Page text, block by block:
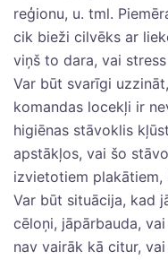
reģionu, u. tml.
cik bieži cilvēks ar
viņš to dara, vai
Var būt svarīgi
komandas locekļi ir
higiēnas stāvoklis
apstākļos, vai šo
izvietotiem plakātiem,
Var būt situācija, kad
cēloņi, jāpārbauda,
nav vairāk kā citur,